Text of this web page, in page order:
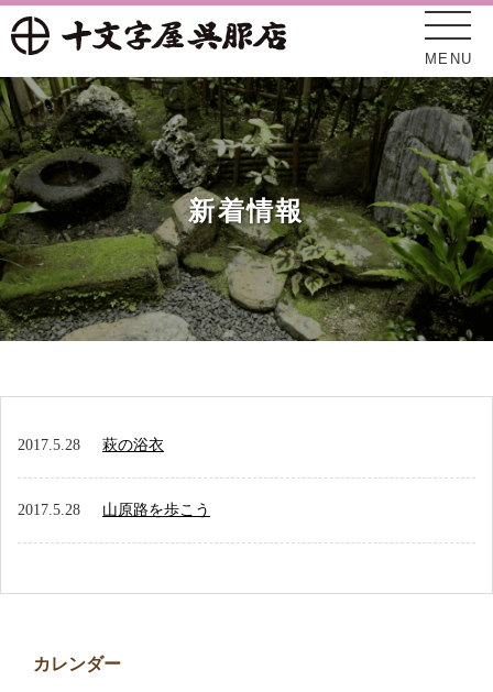
MENU
新着情報
十文字屋について
オンラインショップ
アクセス
新着情報
2017.5.28 萩の浴衣
2017.5.28 山原路を歩こう
カレンダー